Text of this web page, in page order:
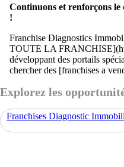
Continuons et renforçons le
!
Franchise Diagnostics
TOUTE LA
développant des portails
chercher des [franchises a
Explorez les
Franchises Diagnostic